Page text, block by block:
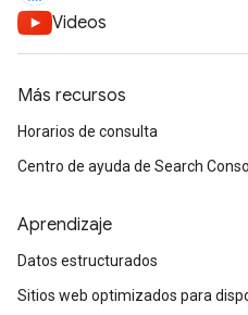
Videos
Más recursos
Horarios de consulta
Centro de ayuda de Search
Aprendizaje
Datos estructurados
Sitios web optimizados para